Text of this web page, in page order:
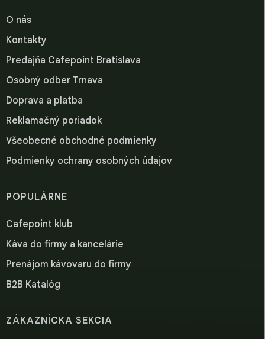
O nás
Kontakty
Predajňa Cafepoint Bratislava
Osobný odber Trnava
Doprava a platba
Reklamačný poriadok
Všeobecné obchodné podmienky
Podmienky ochrany osobných údajov
POPULÁRNE
Cafepoint klub
Káva do firmy a kancelárie
Prenájom kávovaru do firmy
B2B Katalóg
ZÁKAZNÍCKA SEKCIA